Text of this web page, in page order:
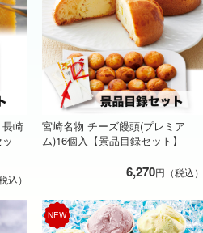
崎
込）
宮崎名物 チーズ饅頭(プレミア
ム)16個入【景品目録セット】
6,270円（税込）
NEW